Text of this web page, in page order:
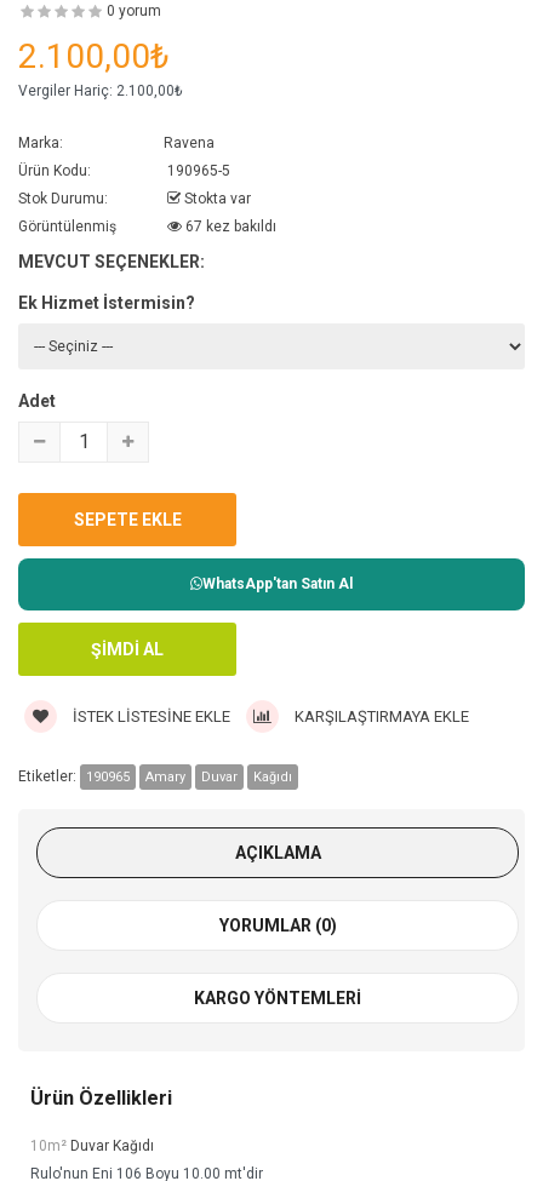
0 yorum
2.100,00₺
Vergiler Hariç: 2.100,00₺
Marka:
Ravena
Ürün Kodu:
190965-5
Stok Durumu:
Stokta var
Görüntülenmiş
67 kez bakıldı
MEVCUT SEÇENEKLER:
Ek Hizmet İstermisin?
Adet
WhatsApp'tan Satın Al
İSTEK LISTESINE EKLE KARŞILAŞTIRMAYA EKLE
Etiketler: 190965 Amary Duvar Kağıdı
AÇIKLAMA
YORUMLAR (0)
KARGO YÖNTEMLERI
Ürün Özellikleri
10m² Duvar Kağıdı
Rulo'nun Eni 106 Boyu 10.00 mt'dir